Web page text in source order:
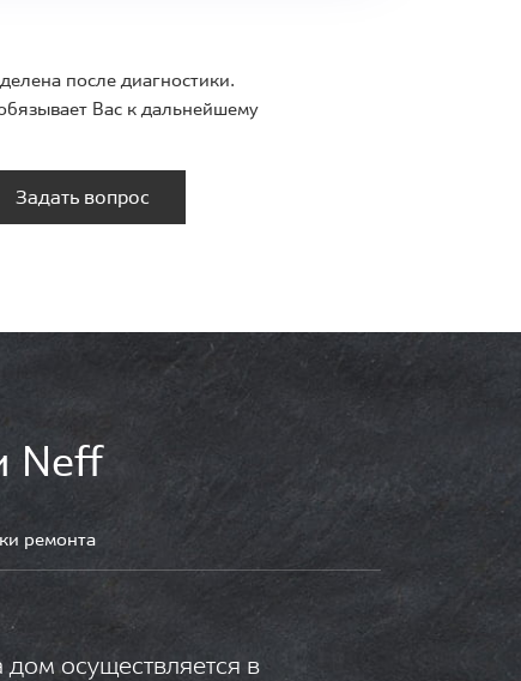
после диагностики.
Вас к дальнейшему
Задать вопрос
Neff
ремонта
осуществляется в